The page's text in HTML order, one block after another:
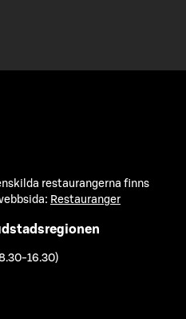
restaurangerna finns
Restauranger
16.30)